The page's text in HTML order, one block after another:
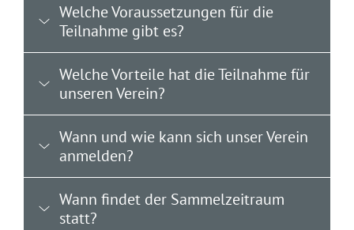
Welche Voraussetzungen für die
Teilnahme gibt es?
Welche Vorteile hat die Teilnahme für
unseren Verein?
Wann und wie kann sich unser Verein
anmelden?
Wann findet der Sammelzeitraum
statt?